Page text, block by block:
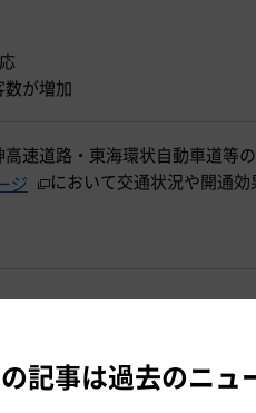
が増加
速道路・東海環状自動車道等
ジ
において交通状況や開通
交通状況
性向上
状況（GW期間中）
活性化
記事は過去のニュ